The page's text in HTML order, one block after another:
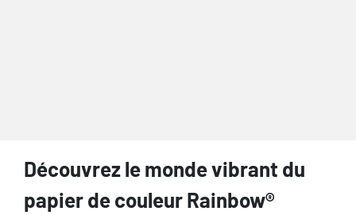
Découvrez le monde vibrant du
papier de couleur Rainbow®